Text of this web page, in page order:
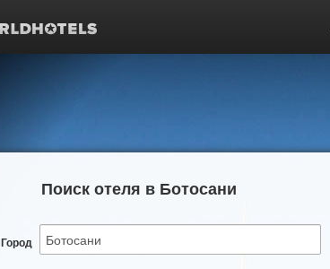
Поиск отеля в Ботосани
Город